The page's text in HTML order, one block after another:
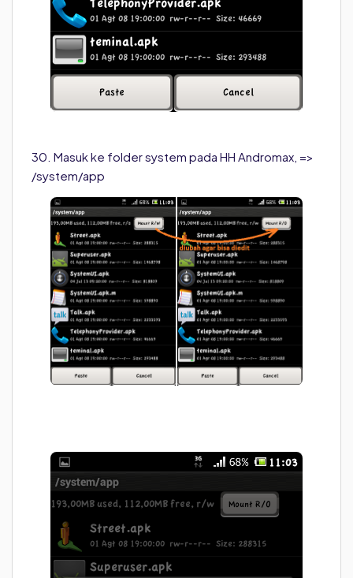
30. Masuk ke folder system pada HH Andromax, =>
/system/app